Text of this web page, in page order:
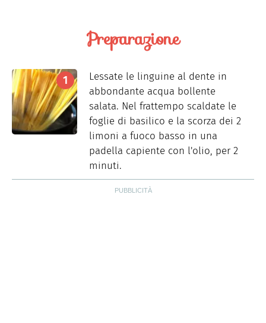
Preparazione
Lessate le linguine al dente in
abbondante acqua bollente
salata. Nel frattempo scaldate le
foglie di basilico e la scorza dei 2
limoni a fuoco basso in una
padella capiente con l'olio, per 2
minuti.